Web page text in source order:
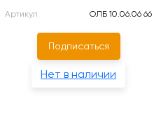
Артикул
ОЛБ 10.06.06 66
Подписаться
Нет в наличии